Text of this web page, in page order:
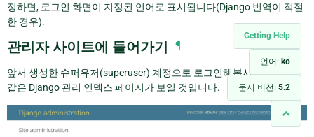
Getting Help
언어: ko
문서 버전: 5.2
정하면, 로그인 화면이 지정된 언어로 표시됩니다(Django 번역이 적절
한 경우).
관리자 사이트에 들어가기 ¶
앞서 생성한 슈퍼유저(superuser) 계정으로 로그인해봅시다. 다음과
같은 Django 관리 인덱스 페이지가 보일 것입니다.